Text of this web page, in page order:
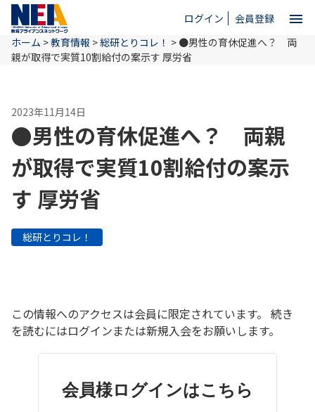
ログイン 会員登録 menu
ホーム
NEAとは
教育情報
お問い合わせ
ホーム >教育情報 >総研とりコレ！ > ●男性の育休促進へ？ 両
親が取得で実質10割給付の案示す 厚労省
2023年11月14日
●男性の育休促進へ？ 両親
が取得で実質10割給付の案示
す 厚労省
総研とりコレ！
この情報へのアクセスは会員に限定されています。 続き
を読むにはログインまたは新規入会をお願いします。
会員様ログインはこちら